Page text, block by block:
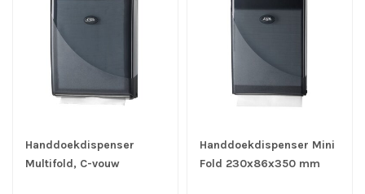
Handdoekdispenser
Multifold, C-vouw
Handdoekdispenser Mini
Fold 230x86x350 mm